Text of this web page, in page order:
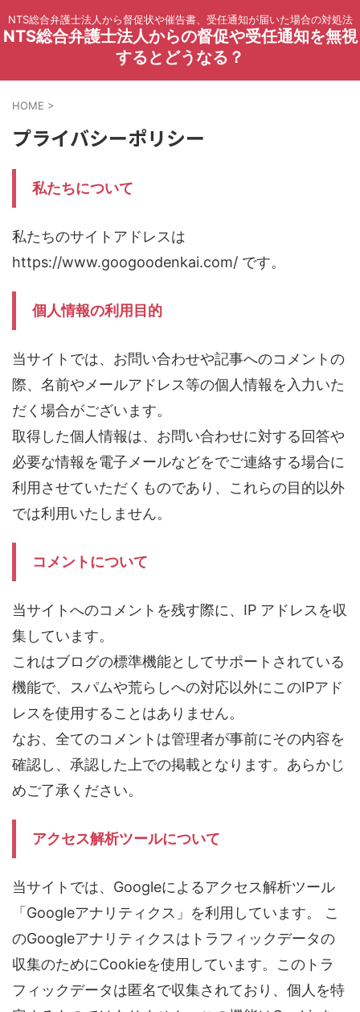
NTS総合弁護士法人から督促状や催告書、受任通知が届いた場合の対処法
NTS総合弁護士法人からの督促や受任通知を無視
するとどうなる？
HOME >
プライバシーポリシー
私たちについて
私たちのサイトアドレスは
https://www.googoodenkai.com/ です。
個人情報の利用目的
当サイトでは、お問い合わせや記事へのコメントの
際、名前やメールアドレス等の個人情報を入力いた
だく場合がございます。
取得した個人情報は、お問い合わせに対する回答や
必要な情報を電子メールなどをでご連絡する場合に
利用させていただくものであり、これらの目的以外
では利用いたしません。
コメントについて
当サイトへのコメントを残す際に、IP アドレスを収
集しています。
これはブログの標準機能としてサポートされている
機能で、スパムや荒らしへの対応以外にこのIPアド
レスを使用することはありません。
なお、全てのコメントは管理者が事前にその内容を
確認し、承認した上での掲載となります。あらかじ
めご了承ください。
アクセス解析ツールについて
当サイトでは、Googleによるアクセス解析ツール
「Googleアナリティクス」を利用しています。 こ
のGoogleアナリティクスはトラフィックデータの
収集のためにCookieを使用しています。このトラ
フィックデータは匿名で収集されており、個人を特